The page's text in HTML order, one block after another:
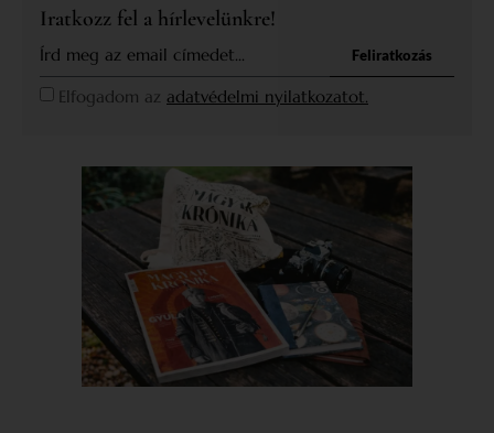
Iratkozz fel a hírlevelünkre!
Elfogadom az adatvédelmi nyilatkozatot.
Feliratkozás